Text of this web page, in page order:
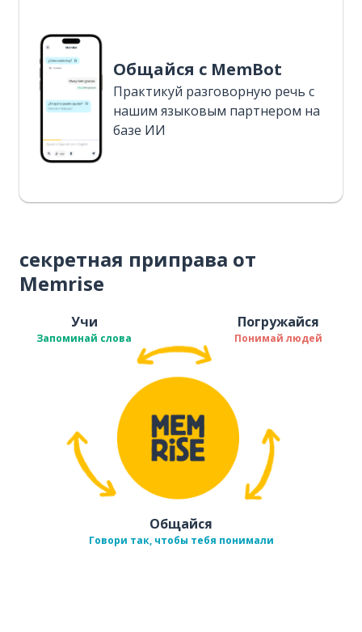
Общайся с MemBot
Практикуй разговорную речь с
нашим языковым партнером на
базе ИИ
секретная приправа от
Memrise
Учи
Запоминай слова
Погружайся
Понимай людей
Общайся
Говори так, чтобы тебя понимали